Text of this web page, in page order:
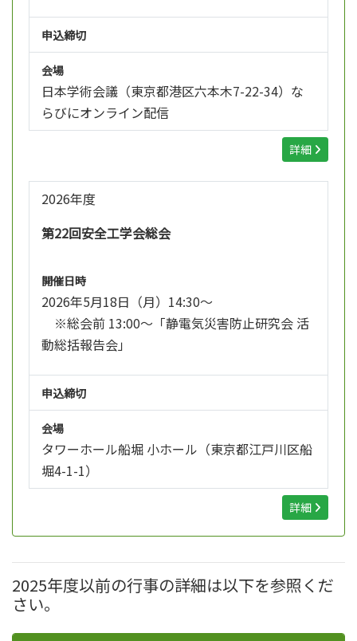
申込締切
会場
日本学術会議（東京都港区六本木7-22-34）な
らびにオンライン配信
詳細
2026年度
第22回安全工学会総会
開催日時
2026年5月18日（月）14:30～
※総会前 13:00～「静電気災害防止研究会 活
動総括報告会」
申込締切
会場
タワーホール船堀 小ホール（東京都江戸川区船
堀4-1-1）
詳細
2025年度以前の行事の詳細は以下を参照くだ
さい。